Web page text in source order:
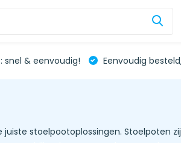
snel & eenvoudig! Eenvoudig
stoelpootoplossingen. Stoelpoten